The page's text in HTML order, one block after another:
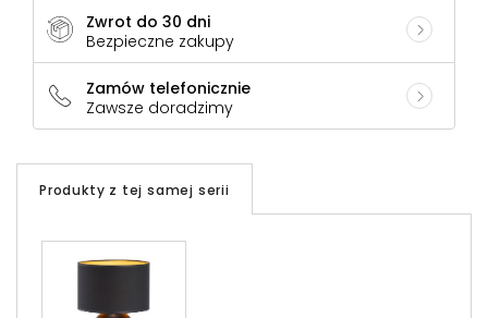
Zwrot do 30 dni
Bezpieczne zakupy
Zamów telefonicznie
Zawsze doradzimy
Produkty z tej samej serii